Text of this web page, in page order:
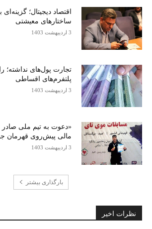
اقتصاد دیجیتال؛
ساختارهای معیشتی
3 اردیبهشت 1403
تجارت پول‌های نداشته؛
پلتفرم‌های اقساطی
3 اردیبهشت 1403
«دعوت به تیم ملی
مالی پیش‌روی قهرمان
3 اردیبهشت 1403
بارگذاری بیشتر
نظرات اخیر